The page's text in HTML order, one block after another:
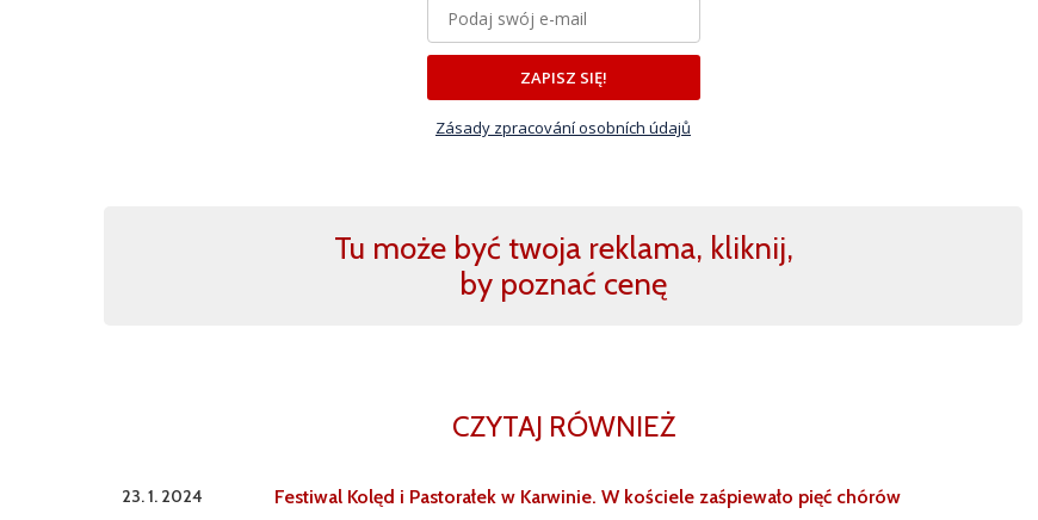
ZAPISZ SIĘ!
Zásady zpracování osobních údajů
Tu może być twoja reklama, kliknij,
by poznać cenę
CZYTAJ RÓWNIEŻ
23. 1. 2024 Festiwal Kolęd i Pastorałek w Karwinie. W kościele zaśpiewało pięć chórów